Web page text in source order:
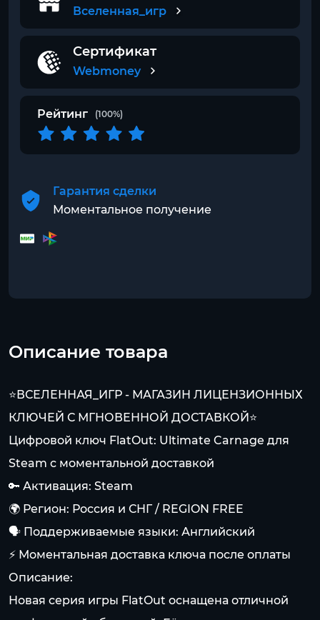
Вселенная_игр
Сертификат
Webmoney
Рейтинг (100%)
Гарантия сделки
Моментальное получение
Описание товара
⭐️ВСЕЛЕННАЯ_ИГР - МАГАЗИН ЛИЦЕНЗИОННЫХ
КЛЮЧЕЙ С МГНОВЕННОЙ ДОСТАВКОЙ⭐️
Цифровой ключ FlatOut: Ultimate Carnage для
Steam с моментальной доставкой
🔑 Активация: Steam
🌍 Регион: Россия и СНГ / REGION FREE
🗣 Поддерживаемые языки: Английский
⚡️ Моментальная доставка ключа после оплаты
Описание:
Новая серия игры FlatOut оснащена отличной